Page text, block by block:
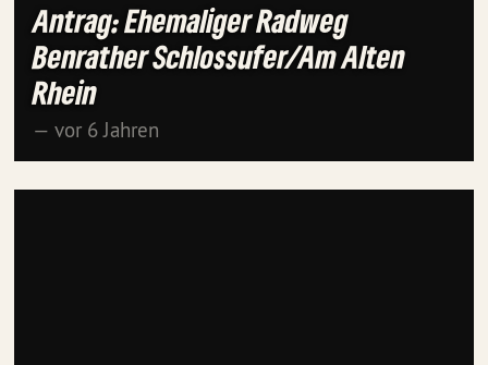
Antrag: Ehemaliger Radweg
Benrather Schlossufer/Am Alten
Rhein
— vor 6 Jahren